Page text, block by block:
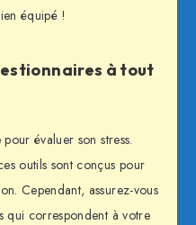
équipé !
à tout
évaluer son stress.
outils sont conçus pour
Cependant, assurez-vous
qui correspondent à votre